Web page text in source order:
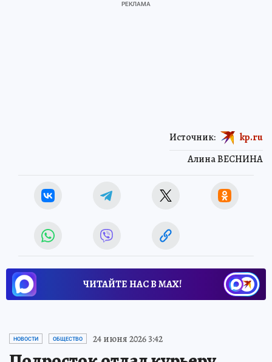
Алина ВЕСНИНА
Источник: kp.ru
ЧИТАЙТЕ НАС В МАХ!
НОВОСТИ ОБЩЕСТВО 24 июня 2026 3:42